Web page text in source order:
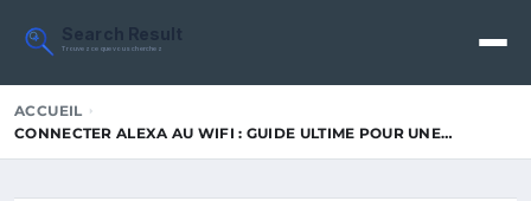
Search Result
Trouvez ce que vous cherchez
ACCUEIL
CONNECTER ALEXA AU WIFI : GUIDE ULTIME POUR UNE…